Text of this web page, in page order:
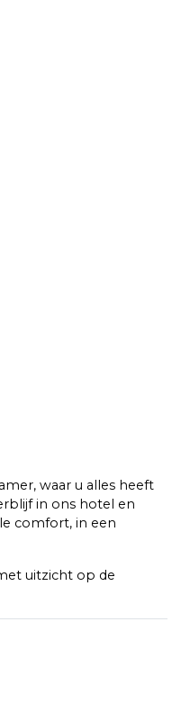
waar u alles heeft
in ons hotel en
comfort, in een
uitzicht op de